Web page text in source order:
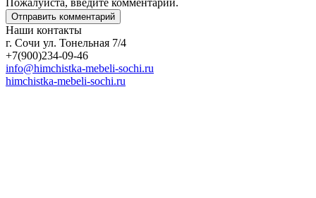
Пожалуйста, введите комментарий.
Наши контакты
г. Сочи ул. Тонельная 7/4
+7(900)234-09-46
info@himchistka-mebeli-sochi.ru
himchistka-mebeli-sochi.ru